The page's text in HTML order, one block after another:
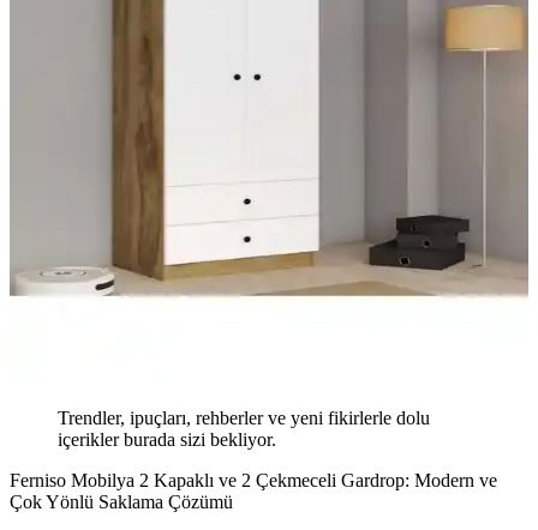
Trendler, ipuçları, rehberler ve yeni fikirlerle dolu
içerikler burada sizi bekliyor.
Ferniso Mobilya 2 Kapaklı ve 2 Çekmeceli Gardrop: Modern ve
Çok Yönlü Saklama Çözümü